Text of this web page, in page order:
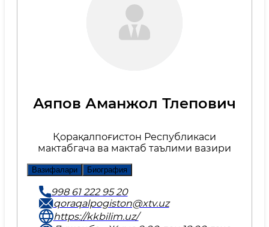
Аяпов Аманжол Тлепович
Қорақалпоғистон Республикаси
мактабгача ва мактаб таълими вазири
Вазифалари Биография
998 61 222 95 20
qoraqalpogiston@xtv.uz
https://kkbilim.uz/